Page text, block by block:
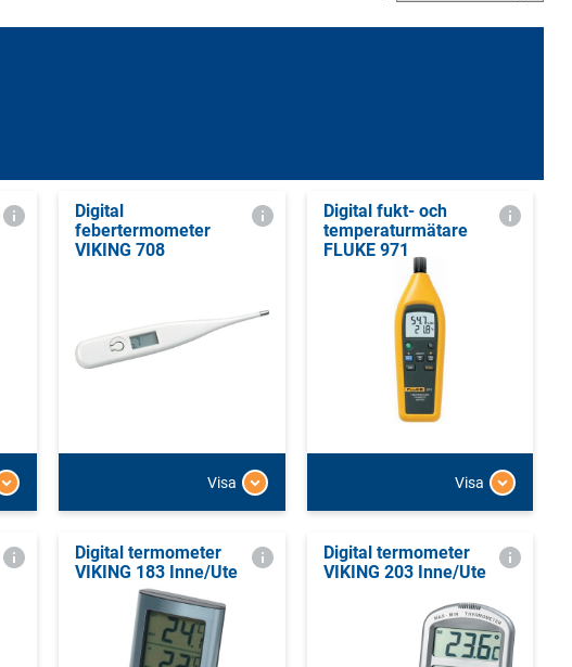
Digital
febertermometer
VIKING 708
Visa
Digital fukt- och
temperaturmätare
FLUKE 971
Visa
Digital termometer
VIKING 183 Inne/Ute
Digital termometer
VIKING 203 Inne/Ute